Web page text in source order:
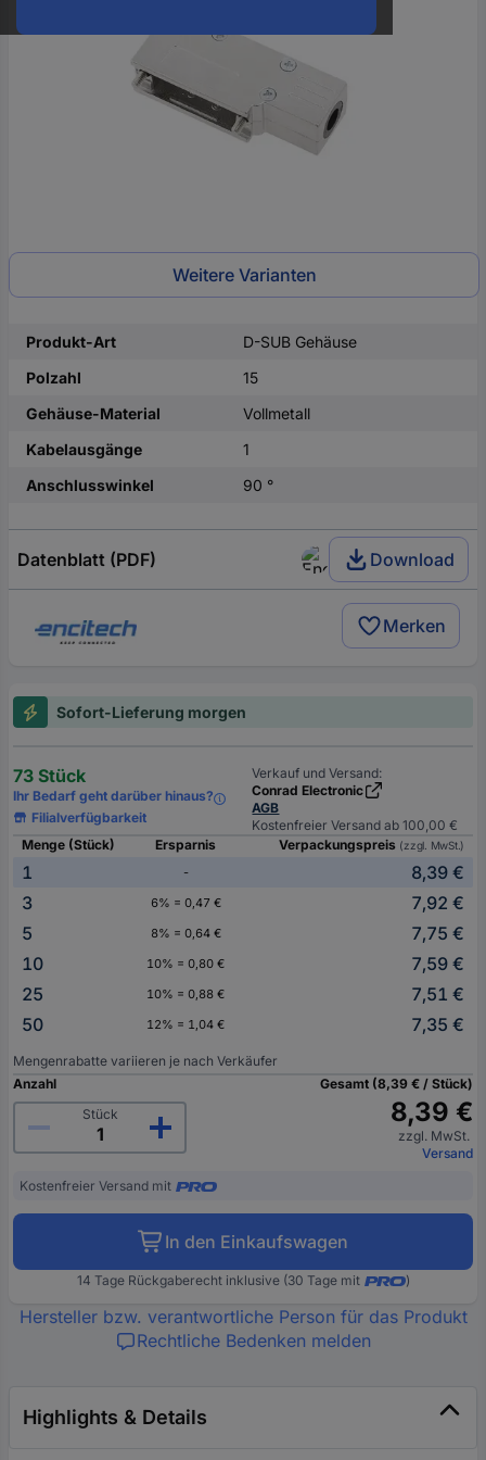
Weitere Varianten
Produkt-Art
D-SUB Gehäuse
Polzahl
15
Gehäuse-Material
Vollmetall
Kabelausgänge
1
Anschlusswinkel
90 °
Datenblatt (PDF) Download
Merken
Sofort-Lieferung morgen
73 Stück
Ihr Bedarf geht darüber hinaus?
Filialverfügbarkeit
Verkauf und Versand:
Conrad Electronic
AGB
Kostenfreier Versand ab 100,00 €
Menge (Stück)
Ersparnis Verpackungspreis (zzgl. MwSt.)
1 -
8,39 €
3
6% = 0,47 €
7,92 €
5
8% = 0,64 €
7,75 €
10
10% = 0,80 €
7,59 €
25
10% = 0,88 €
7,51 €
50
12% = 1,04 € 7,35 €
Mengenrabatte variieren je nach Verkäufer
Anzahl
Stück
Gesamt (8,39 € / Stück)
8,39 €
zzgl. MwSt.
Versand
Kostenfreier Versand mit
In den Einkaufswagen
14 Tage Rückgaberecht inklusive (30 Tage mit )
Hersteller bzw. verantwortliche Person für das Produkt
Rechtliche Bedenken melden
Highlights & Details